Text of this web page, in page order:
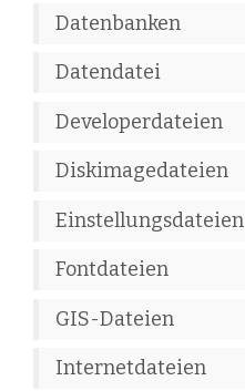
Datenbanken
Datendatei
Developerdateien
Diskimagedateien
Einstellungsdateien
Fontdateien
GIS-Dateien
Internetdateien